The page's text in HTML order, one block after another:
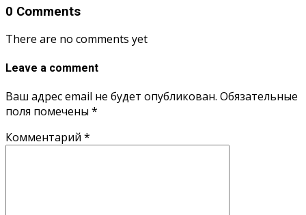
0 Comments
There are no comments yet
Leave a comment
Ваш адрес email не будет опубликован. Обязательные
поля помечены *
Комментарий *